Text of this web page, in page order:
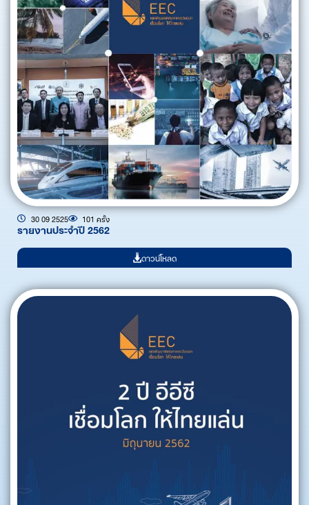
30 09 2525 101 ครั้ง
รายงานประจำปี 2562
ดาวน์โหลด